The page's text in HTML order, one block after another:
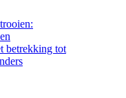
betrekking tot